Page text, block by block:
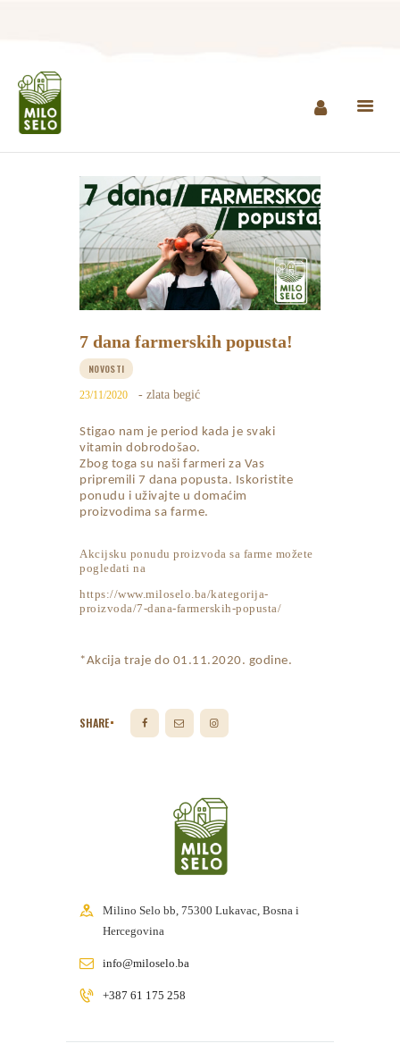
PROIZVODI
AGROTURIZAM I
RESTORAN
MINI ZOO
KONTAKT
KUPI PROIZVODE
7 dana farmerskih popusta!
NOVOSTI
23/11/2020 - zlata begić
Stigao nam je period kada je svaki
vitamin dobrodošao.
Zbog toga su naši farmeri za Vas
pripremili 7 dana popusta. Iskoristite
ponudu i uživajte u domaćim
proizvodima sa farme.
Akcijsku ponudu proizvoda sa farme možete
pogledati na
https://www.miloselo.ba/kategorija-
proizvoda/7-dana-farmerskih-popusta/
*Akcija traje do 01.11.2020. godine.
SHARE
Milino Selo bb, 75300 Lukavac, Bosna i
Hercegovina
info@miloselo.ba
+387 61 175 258